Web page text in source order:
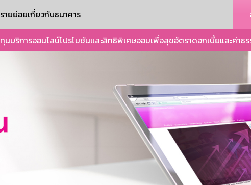
ายย่อยเกี่ยวกับธนาคาร
นบริการออนไลน์โปรโมชันและสิทธิพิเศษออมเพื่อสุขอัตราดอกเบี้ยและค่าธ